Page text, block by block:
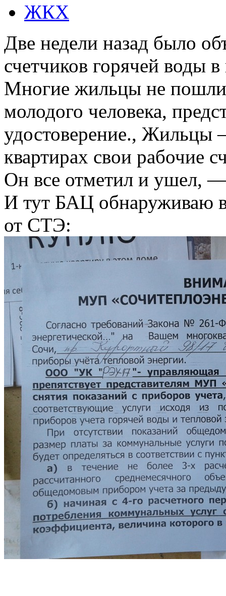
ЖКХ
Две недели назад было
счетчиков горячей воды
Многие жильцы не пошли
молодого человека,
удостоверение., Жильцы
квартирах свои рабочие
Он все отметил и ушел,
И тут БАЦ обнаруживаю
от СТЭ: